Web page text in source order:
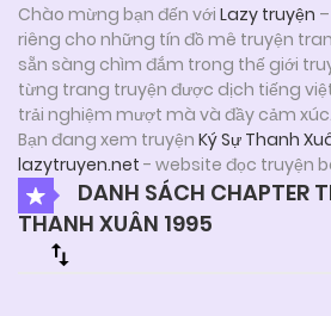
Chào mừng bạn đến với Lazy truyện
riêng cho những tín đồ mê truyện
sẵn sàng chìm đắm trong thế giới
từng trang truyện được dịch tiếng
trải nghiệm mượt mà và đầy cảm xúc.
Bạn đang xem truyện Ký Sự Thanh
lazytruyen.net - website đọc truyện
DANH SÁCH CHAPTER
THANH XUÂN 1995